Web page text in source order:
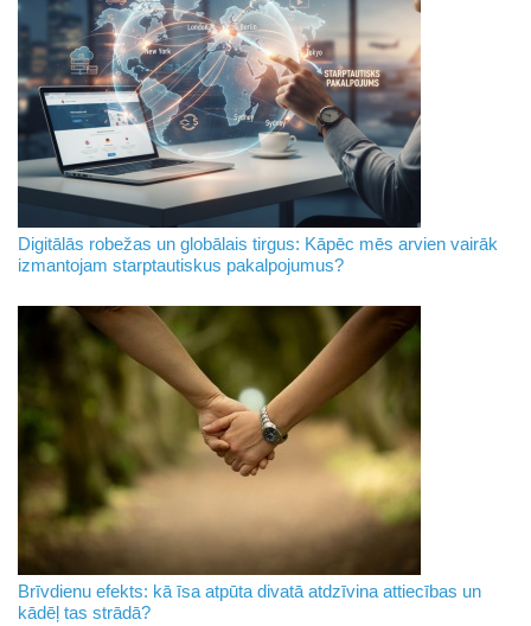
Digitālās robežas un globālais tirgus: Kāpēc mēs arvien vairāk
izmantojam starptautiskus pakalpojumus?
Brīvdienu efekts: kā īsa atpūta divatā atdzīvina attiecības un
kādēļ tas strādā?